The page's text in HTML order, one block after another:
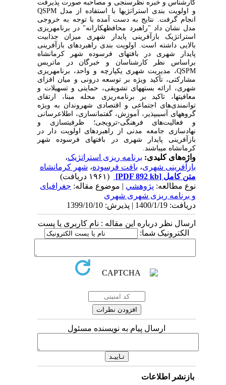
کارشناس و خبره نظرسنجی و مصاحبه صورت پذیرفت
و اولویت بندی استراتژیها با استفاده از مدل QSPM
انجام گرفت. نتایج به دست آمده با توجه به خروجی
مدل نشان داد "راهبرد محافظه‏کارانه" در برنامه‏ریزی
استراتژیک بازآفرینی پایدار شهری میزان جذابیت
بالایی داشته است. اولویت بندی راهبردهای بازآفرینی
پایدار شهری در بافتهای فرسوده شهر کرمانشاه
براساس نظر کارشناسان و خبرگان در ماتریس
QSPM، مدیریت شهری یکپارچه و واحد، برنامه‏ریزی
مشارکتی، تأکید ویژه بر توسعه درونی و میان افزای
شهری، ارائه بسته‏های تشویقی، حمایتی و تسهیلات و
معافیت‏ها، تاکید بر برنامه‌‏ریزی محله مبنا، ارتقای
توانمندی‌های اجتماعی و اقتصادی شهروندان به ویژه
گروه‏های آسیب‏پذیر، آموزش، گفتمان‏سازی، اطلاع‏رسانی
و فعالیت‌های فرهنگی-ترویجی؛ ظرفیت‏سازی و
نهادسازی جامعه مدنی از راهبردهای اولویت دار در
بازآفرینی پایدار شهری در بافتهای فرسوده شهر
کرمانشاه می‏باشند.
واژه‌های کلیدی: برنامه ریزی استراتژیک،
بازآفرینی شهری، بافت فرسوده، شهر کرمانشاه
متن کامل [PDF 892 kb]
(۱۹۶۱ دریافت)
نوع مطالعه: پژوهشي | موضوع مقاله: جغرافیای
و برنامه ریزی شهری شهری
دریافت: 1400/1/19 | پذیرش: 1399/10/10
ارسال نظر درباره این مقاله : نام کاربری یا پست
الکترونیک شما:
ارسال پیام به نویسنده مسئول
بازنشر اطلاعات